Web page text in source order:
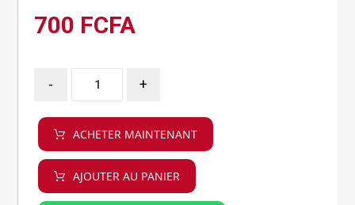
700 FCFA
- +
ACHETER MAINTENANT
AJOUTER AU PANIER